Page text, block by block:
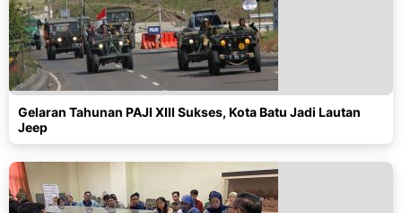
Gelaran Tahunan PAJI XIII Sukses, Kota Batu Jadi Lautan
Jeep